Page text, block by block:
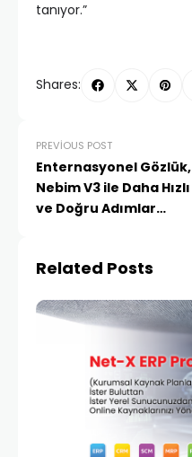
tanıyor.”
Shares:
PREVIOUS POST
Enternasyonel Gözlük,
Nebim V3 ile Daha Hızlı
ve Doğru Adımlar
Related Posts